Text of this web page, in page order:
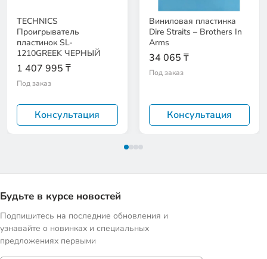
TECHNICS
Проигрыватель
пластинок SL-
1210GREEK ЧЕРНЫЙ
1 407 995 ₸
Под заказ
Консультация
Виниловая пластинка
Dire Straits – Brothers In
Arms
34 065 ₸
Под заказ
Консультация
Будьте в курсе новостей
Подпишитесь на последние обновления и
узнавайте о новинках и специальных
предложениях первыми